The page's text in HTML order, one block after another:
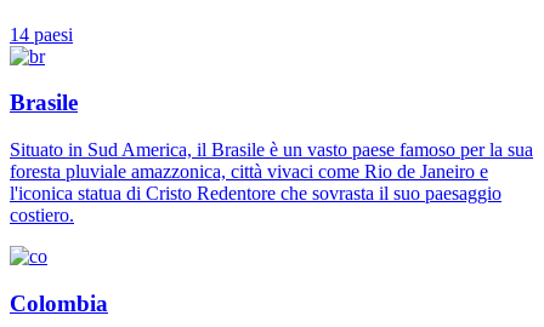
14 paesi
Brasile
Situato in Sud America, il Brasile è un vasto paese famoso per la sua
foresta pluviale amazzonica, città vivaci come Rio de Janeiro e
l'iconica statua di Cristo Redentore che sovrasta il suo paesaggio
costiero.
Colombia